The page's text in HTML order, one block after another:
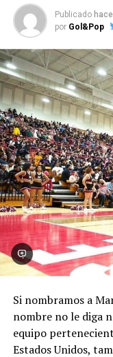
Tierra de
Los emús son
su increíble
está
de las aves más
de su cuerpo son
hacen a la
Pero, ¿por qué
analogía. El diseño
hace ser los
Publicado
por Gol&Pop
Si nombramos a
nombre no le diga
equipo
Estados Unidos,